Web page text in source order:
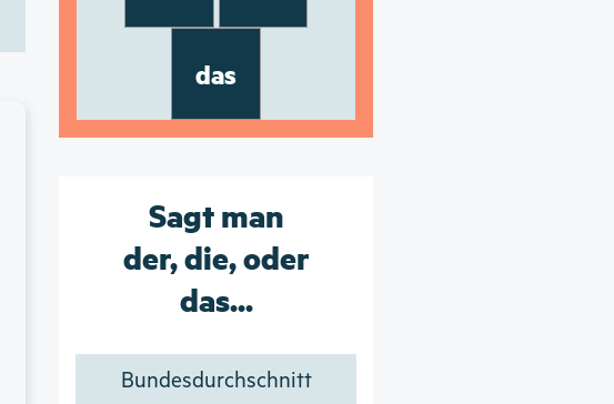
das
Sagt man
der, die, oder
das...
Bundesdurchschnitt